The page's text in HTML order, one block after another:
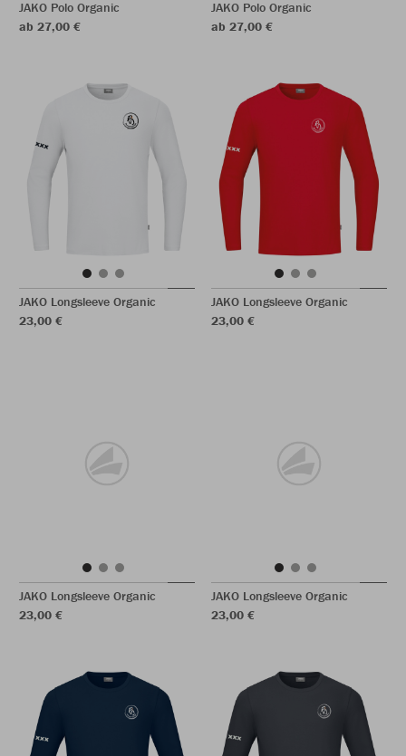
JAKO Polo Organic
ab 27,00 €
JAKO Polo Organic
ab 27,00 €
JAKO Longsleeve Organic
23,00 €
JAKO Longsleeve Organic
23,00 €
JAKO Longsleeve Organic
23,00 €
JAKO Longsleeve Organic
23,00 €